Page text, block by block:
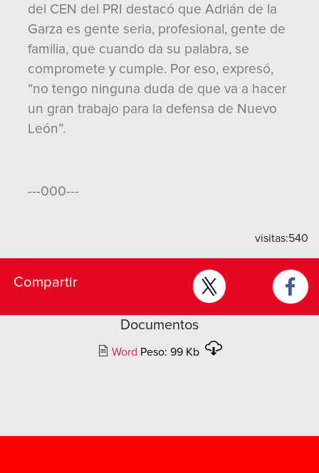
del CEN del PRI destacó que Adrián de la
Garza es gente seria, profesional, gente de
familia, que cuando da su palabra, se
compromete y cumple. Por eso, expresó,
“no tengo ninguna duda de que va a hacer
un gran trabajo para la defensa de Nuevo
León”.
---000---
visitas:540
Compartir
Documentos
Word Peso: 99 Kb